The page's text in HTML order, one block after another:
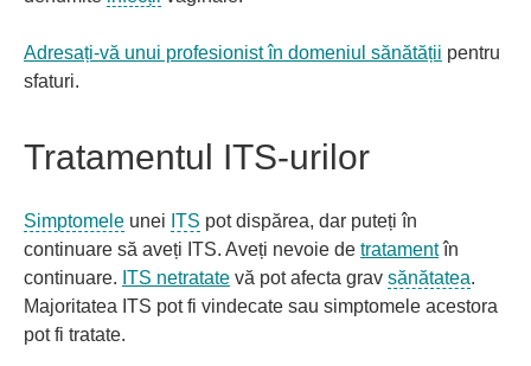
Adresați-vă unui profesionist în domeniul sănătății pentru
sfaturi.
Tratamentul ITS-urilor
Simptomele unei ITS pot dispărea, dar puteți în
continuare să aveți ITS. Aveți nevoie de tratamentîn
continuare. ITS netratate vă pot afecta grav sănătatea.
Majoritatea ITS pot fi vindecate sau simptomele acestora
pot fi tratate.